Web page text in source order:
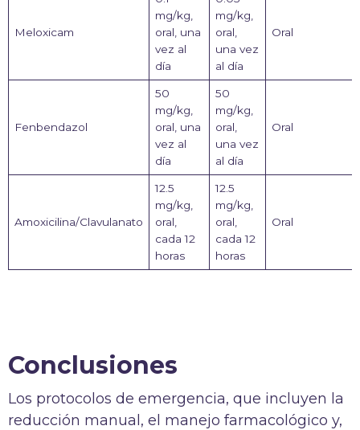
Meloxicam
mg/kg,
oral, una
vez al
día
mg/kg,
oral,
una vez
al día
Oral
Fenbendazol
50
mg/kg,
oral, una
vez al
día
50
mg/kg,
oral,
una vez
al día
Oral
Amoxicilina/Clavulanato
12.5
mg/kg,
oral,
cada 12
horas
12.5
mg/kg,
oral,
cada 12
horas
Oral
Conclusiones
Los protocolos de emergencia, que incluyen la
reducción manual, el manejo farmacológico y,